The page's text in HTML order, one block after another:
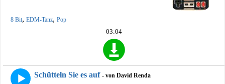
8 Bit, EDM-Tanz, Pop
03:04
Schütteln Sie es auf - von David Renda